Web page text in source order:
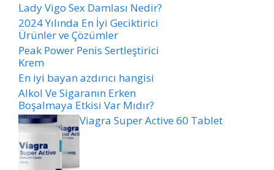
Lady Vigo Sex Damlası Nedir?
2024 Yılında En İyi Geciktirici
Ürünler ve Çözümler
Peak Power Penis Sertleştirici
Krem
En iyi bayan azdırıcı hangisi
Alkol Ve Sigaranın Erken
Boşalmaya Etkisi Var Mıdır?
Viagra Super Active 60 Tablet